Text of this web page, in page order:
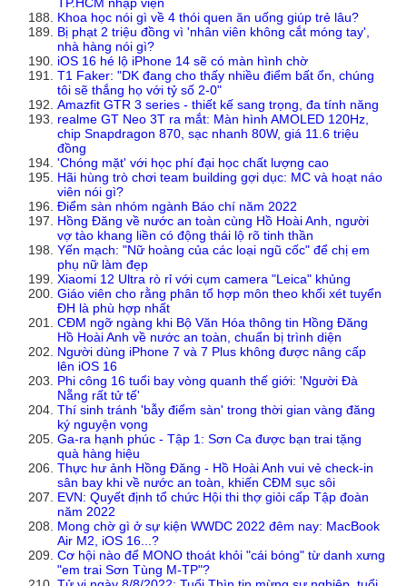
Khoa học nói gì về 4 thói quen ăn uống giúp trẻ lâu?
Bị phạt 2 triệu đồng vì 'nhân viên không cắt móng tay',
nhà hàng nói gì?
iOS 16 hé lộ iPhone 14 sẽ có màn hình chờ
T1 Faker: "DK đang cho thấy nhiều điểm bất ổn, chúng
tôi sẽ thắng họ với tỷ số 2-0"
Amazfit GTR 3 series - thiết kế sang trọng, đa tính năng
realme GT Neo 3T ra mắt: Màn hình AMOLED 120Hz,
chip Snapdragon 870, sạc nhanh 80W, giá 11.6 triệu
đồng
'Chóng mặt' với học phí đại học chất lượng cao
Hãi hùng trò chơi team building gợi dục: MC và hoạt náo
viên nói gì?
Điểm sàn nhóm ngành Báo chí năm 2022
Hồng Đăng về nước an toàn cùng Hồ Hoài Anh, người
vợ tào khang liền có động thái lộ rõ tinh thần
Yến mạch: "Nữ hoàng của các loại ngũ cốc" để chị em
phụ nữ làm đẹp
Xiaomi 12 Ultra rò rỉ với cụm camera "Leica" khủng
Giáo viên cho rằng phân tổ hợp môn theo khối xét tuyển
ĐH là phù hợp nhất
CĐM ngỡ ngàng khi Bộ Văn Hóa thông tin Hồng Đăng
Hồ Hoài Anh về nước an toàn, chuẩn bị trình diện
Người dùng iPhone 7 và 7 Plus không được nâng cấp
lên iOS 16
Phi công 16 tuổi bay vòng quanh thế giới: 'Người Đà
Nẵng rất tử tế'
Thí sinh tránh 'bẫy điểm sàn' trong thời gian vàng đăng
ký nguyện vọng
Ga-ra hạnh phúc - Tập 1: Sơn Ca được bạn trai tặng
quà hàng hiệu
Thực hư ảnh Hồng Đăng - Hồ Hoài Anh vui vẻ check-in
sân bay khi về nước an toàn, khiến CĐM sục sôi
EVN: Quyết định tổ chức Hội thi thợ giỏi cấp Tập đoàn
năm 2022
Mong chờ gì ở sự kiện WWDC 2022 đêm nay: MacBook
Air M2, iOS 16...?
Cơ hội nào để MONO thoát khỏi "cái bóng" từ danh xưng
"em trai Sơn Tùng M-TP"?